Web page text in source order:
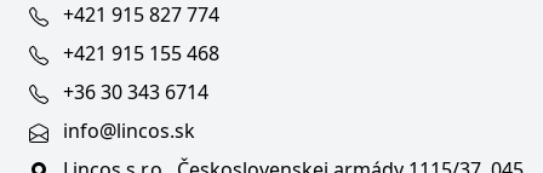
+421 915 827 774
+421 915 155 468
+36 30 343 6714
info@lincos.sk